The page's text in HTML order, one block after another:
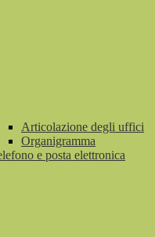
Articolazione degli uffici
Organigramma
e posta elettronica